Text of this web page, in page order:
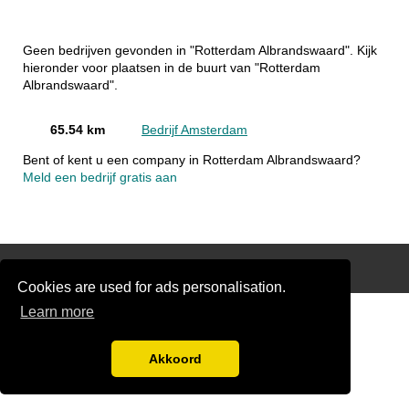
Cookies are used for ads personalisation.
Learn more
Akkoord
Geen bedrijven gevonden in "Rotterdam Albrandswaard". Kijk
hieronder voor plaatsen in de buurt van "Rotterdam
Albrandswaard".
65.54 km Bedrijf Amsterdam
Bent of kent u een company in Rotterdam Albrandswaard?
Meld een bedrijf gratis aan